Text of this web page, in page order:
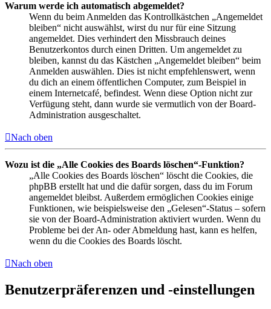
Warum werde ich automatisch abgemeldet?
Wenn du beim Anmelden das Kontrollkästchen „Angemeldet
bleiben“ nicht auswählst, wirst du nur für eine Sitzung
angemeldet. Dies verhindert den Missbrauch deines
Benutzerkontos durch einen Dritten. Um angemeldet zu
bleiben, kannst du das Kästchen „Angemeldet bleiben“ beim
Anmelden auswählen. Dies ist nicht empfehlenswert, wenn
du dich an einem öffentlichen Computer, zum Beispiel in
einem Internetcafé, befindest. Wenn diese Option nicht zur
Verfügung steht, dann wurde sie vermutlich von der Board-
Administration ausgeschaltet.
Nach oben
Wozu ist die „Alle Cookies des Boards löschen“-Funktion?
„Alle Cookies des Boards löschen“ löscht die Cookies, die
phpBB erstellt hat und die dafür sorgen, dass du im Forum
angemeldet bleibst. Außerdem ermöglichen Cookies einige
Funktionen, wie beispielsweise den „Gelesen“-Status – sofern
sie von der Board-Administration aktiviert wurden. Wenn du
Probleme bei der An- oder Abmeldung hast, kann es helfen,
wenn du die Cookies des Boards löscht.
Nach oben
Benutzerpräferenzen und -einstellungen